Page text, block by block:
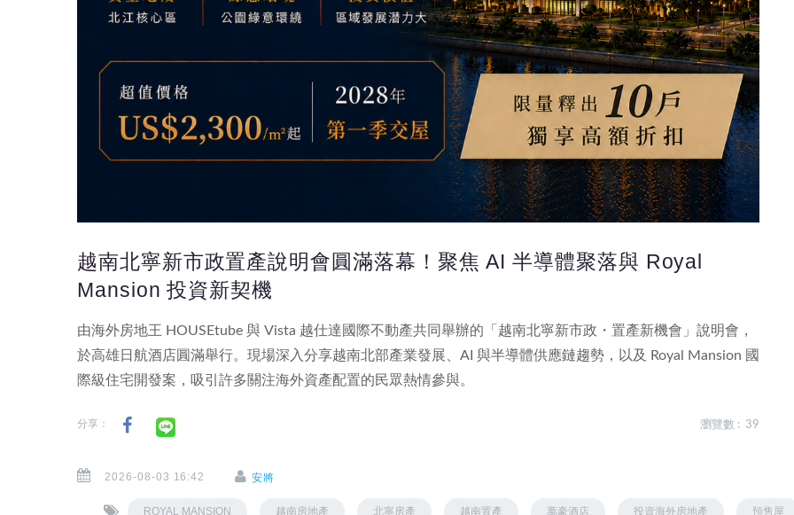
越南北寧新市政置產說明會圓滿落幕！聚焦 AI 半導體聚落與 Royal
Mansion 投資新契機
由海外房地王 HOUSEtube 與 Vista 越仕達國際不動產共同舉辦的「越南北寧新市政・置產新機會」說明會，
於高雄日航酒店圓滿舉行。現場深入分享越南北部產業發展、AI 與半導體供應鏈趨勢，以及 Royal Mansion 國
際級住宅開發案，吸引許多關注海外資產配置的民眾熱情參與。
分享： 瀏覽數 : 39
2026-08-03 16:42 安將
ROYAL MANSION 越南房地產 北寧房產 越南置產 萬豪酒店 投資海外房地產 預售屋